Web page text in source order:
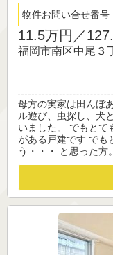
物件お問い合せ番号
11.5万円／
福岡市南区中尾３
母方の実家は田んぼ
ル遊び、虫探し、犬
いました。 でもとて
がある戸建です でも
う・・・ と思った方